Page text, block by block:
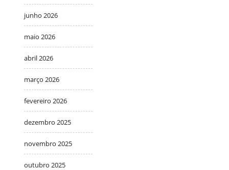
junho 2026
maio 2026
abril 2026
março 2026
fevereiro 2026
dezembro 2025
novembro 2025
outubro 2025